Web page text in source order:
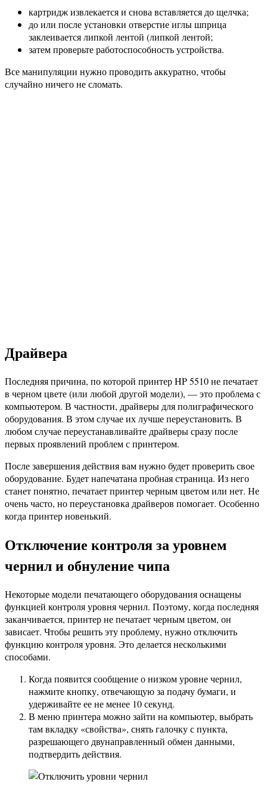
картридж извлекается и снова вставляется до щелчка;
до или после установки отверстие иглы шприца
заклеивается липкой лентой (липкой лентой;
затем проверьте работоспособность устройства.
Все манипуляции нужно проводить аккуратно, чтобы
случайно ничего не сломать.
Драйвера
Последняя причина, по которой принтер HP 5510 не печатает
в черном цвете (или любой другой модели), — это проблема с
компьютером. В частности, драйверы для полиграфического
оборудования. В этом случае их лучше переустановить. В
любом случае переустанавливайте драйверы сразу после
первых проявлений проблем с принтером.
После завершения действия вам нужно будет проверить свое
оборудование. Будет напечатана пробная страница. Из него
станет понятно, печатает принтер черным цветом или нет. Не
очень часто, но переустановка драйверов помогает. Особенно
когда принтер новенький.
Отключение контроля за уровнем
чернил и обнуление чипа
Некоторые модели печатающего оборудования оснащены
функцией контроля уровня чернил. Поэтому, когда последняя
заканчивается, принтер не печатает черным цветом, он
зависает. Чтобы решить эту проблему, нужно отключить
функцию контроля уровня. Это делается несколькими
способами.
Когда появится сообщение о низком уровне чернил,
нажмите кнопку, отвечающую за подачу бумаги, и
удерживайте ее не менее 10 секунд.
В меню принтера можно зайти на компьютер, выбрать
там вкладку «свойства», снять галочку с пункта,
разрешающего двунаправленный обмен данными,
подтвердить действия.